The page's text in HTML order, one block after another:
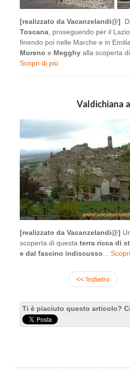
[realizzato da Vacanzelandi@]
Toscana , proseguendo per il
finendo poi nelle Marche e in
Moreno e Megghy alla scoperta
Scopri di più
Valdichiana
[realizzato da Vacanzelandi@]
scoperta di questa terra ricca di
e dal fascino indiscusso
<< Indietro
Ti è piaciuto questo articolo?